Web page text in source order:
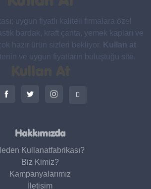
uygun fiyatlı kaliteli firmalara özel
bardak, kraft çanta, yemek kapları ve
hazır ürün sizleri bekliyor. Kullan at
ve uygun fiyatların buluştuğu site.
Hakkımızda
Kullanatfabrikası?
Biz Kimiz?
Kampanyalarımız
İletişim